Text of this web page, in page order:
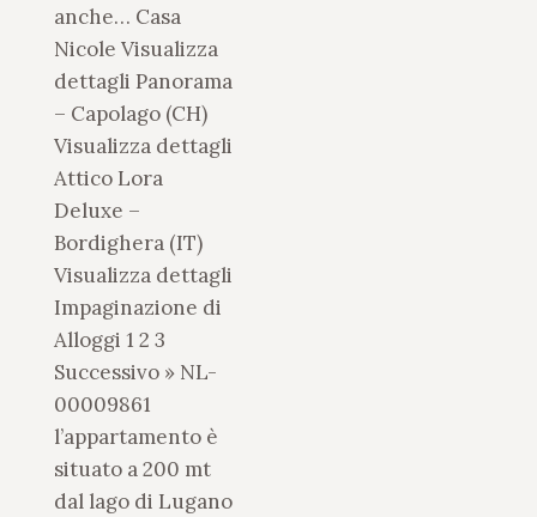
anche… Casa
Nicole Visualizza
dettagli Panorama
– Capolago (CH)
Visualizza dettagli
Attico Lora
Deluxe –
Bordighera (IT)
Visualizza dettagli
Impaginazione di
Alloggi 1 2 3
Successivo » NL-
00009861
l’appartamento è
situato a 200 mt
dal lago di Lugano